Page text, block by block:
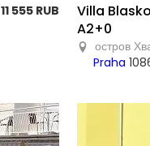
11 555 RUB
Villa
A2+0
остров
Praha